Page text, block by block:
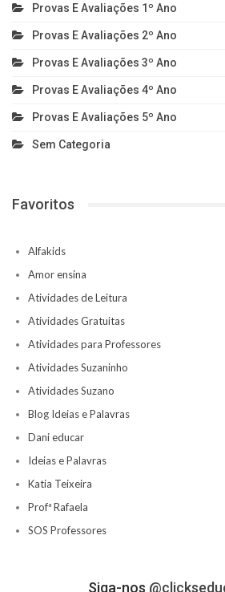
Provas E Avaliações 1º Ano
Provas E Avaliações 2º Ano
Provas E Avaliações 3º Ano
Provas E Avaliações 4º Ano
Provas E Avaliações 5º Ano
Sem Categoria
Favoritos
Alfakids
Amor ensina
Atividades de Leitura
Atividades Gratuitas
Atividades para Professores
Atividades Suzaninho
Atividades Suzano
Blog Ideias e Palavras
Dani educar
Ideias e Palavras
Katia Teixeira
Profª Rafaela
SOS Professores
Siga-nos